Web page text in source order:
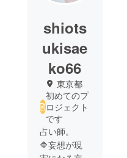
shiots
ukisae
ko66
東京都
初めてのプ
ロジェクト
です
占い師。
🔷妄想が現